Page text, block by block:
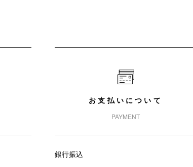
お支払いについて
PAYMENT
銀行振込